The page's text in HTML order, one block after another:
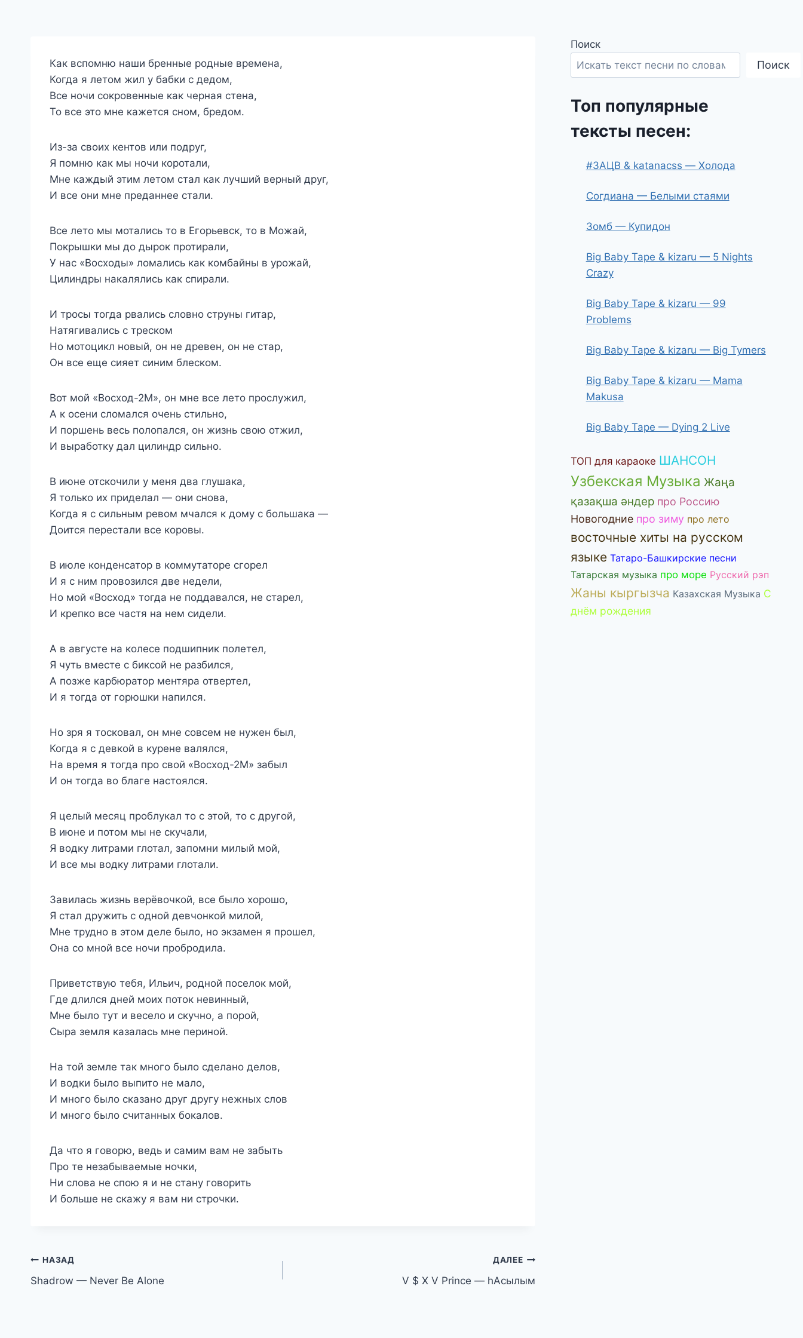
Как вспомню наши бренные родные времена,
Когда я летом жил у бабки с дедом,
Все ночи сокровенные как черная стена,
То все это мне кажется сном, бредом.
Из-за своих кентов или подруг,
Я помню как мы ночи коротали,
Мне каждый этим летом стал как лучший верный друг,
И все они мне преданнее стали.
Все лето мы мотались то в Егорьевск, то в Можай,
Покрышки мы до дырок протирали,
У нас «Восходы» ломались как комбайны в урожай,
Цилиндры накалялись как спирали.
И тросы тогда рвались словно струны гитар,
Натягивались с треском
Но мотоцикл новый, он не древен, он не стар,
Он все еще сияет синим блеском.
Вот мой «Восход-2М», он мне все лето прослужил,
А к осени сломался очень стильно,
И поршень весь полопался, он жизнь свою отжил,
И выработку дал цилиндр сильно.
В июне отскочили у меня два глушака,
Я только их приделал — они снова,
Когда я с сильным ревом мчался к дому с большака —
Доится перестали все коровы.
В июле конденсатор в коммутаторе сгорел
И я с ним провозился две недели,
Но мой «Восход» тогда не поддавался, не старел,
И крепко все частя на нем сидели.
А в августе на колесе подшипник полетел,
Я чуть вместе с биксой не разбился,
А позже карбюратор ментяра отвертел,
И я тогда от горюшки напился.
Но зря я тосковал, он мне совсем не нужен был,
Когда я с девкой в курене валялся,
На время я тогда про свой «Восход-2М» забыл
И он тогда во благе настоялся.
Я целый месяц проблукал то с этой, то с другой,
В июне и потом мы не скучали,
Я водку литрами глотал, запомни милый мой,
И все мы водку литрами глотали.
Завилась жизнь верёвочкой, все было хорошо,
Я стал дружить с одной девчонкой милой,
Мне трудно в этом деле было, но экзамен я прошел,
Она со мной все ночи пробродила.
Приветствую тебя, Ильич, родной поселок мой,
Где длился дней моих поток невинный,
Мне было тут и весело и скучно, а порой,
Сыра земля казалась мне периной.
На той земле так много было сделано делов,
И водки было выпито не мало,
И много было сказано друг другу нежных слов
И много было считанных бокалов.
Да что я говорю, ведь и самим вам не забыть
Про те незабываемые ночки,
Ни слова не спою я и не стану говорить
И больше не скажу я вам ни строчки.
Навигация
по
НАЗАД
Shadrow — Never Be Alone
ДАЛЕЕ
V $ X V Prince — hАсылым
Поиск
Поиск
Топ популярные
тексты песен:
#ЗАЦВ & katanacss — Холода
Согдиана — Белыми стаями
Зомб — Купидон
Big Baby Tape & kizaru — 5 Nights
Crazy
Big Baby Tape & kizaru — 99
Problems
Big Baby Tape & kizaru — Big Tymers
Big Baby Tape & kizaru — Mama
Makusa
Big Baby Tape — Dying 2 Live
ТОП для караоке ШАНСОН
Узбекская Музыка Жаңа
қазақша әндер про Россию
Новогодние про зиму про лето
восточные хиты на русском
языке Татаро-Башкирские песни
Татарская музыка про море Русский рэп
Жаны кыргызча Казахская Музыка С
днём рождения